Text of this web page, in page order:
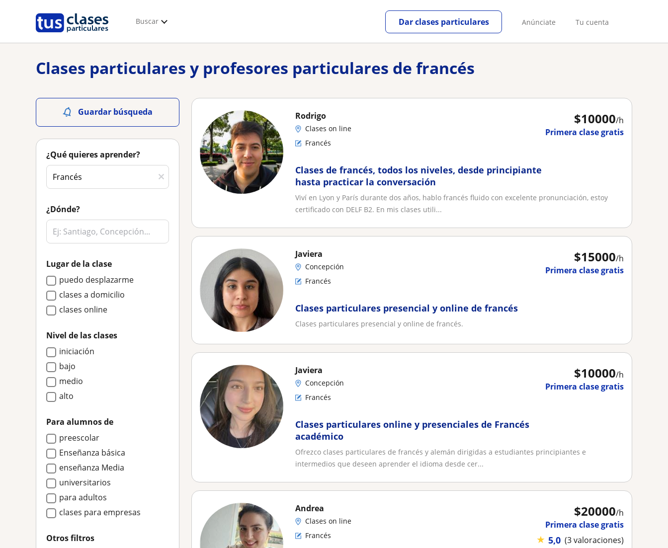
Buscar Anúnciate Tu cuenta
Dar clases particulares
Clases particulares y profesores particulares de francés
Guardar búsqueda
¿Qué quieres aprender?
¿Dónde?
Lugar de la clase
puedo desplazarme
clases a domicilio
clases online
Nivel de las clases
iniciación
bajo
medio
alto
Para alumnos de
preescolar
Enseñanza básica
enseñanza Media
universitarios
para adultos
clases para empresas
Otros filtros
$10000/h
Primera clase gratis
Rodrigo
Clases on line
Francés
Clases de francés, todos los niveles, desde principiante
hasta practicar la conversación
Viví en Lyon y París durante dos años, hablo francés fluido con excelente pronunciación, estoy
certificado con DELF B2. En mis clases utili...
$15000/h
Primera clase gratis
Javiera
Concepción
Francés
Clases particulares presencial y online de francés
Clases particulares presencial y online de francés.
$10000/h
Primera clase gratis
Javiera
Concepción
Francés
Clases particulares online y presenciales de Francés
académico
Ofrezco clases particulares de francés y alemán dirigidas a estudiantes principiantes e
intermedios que deseen aprender el idioma desde cer...
$20000/h
Primera clase gratis
★ 5,0 (3 valoraciones)
Andrea
Clases on line
Francés